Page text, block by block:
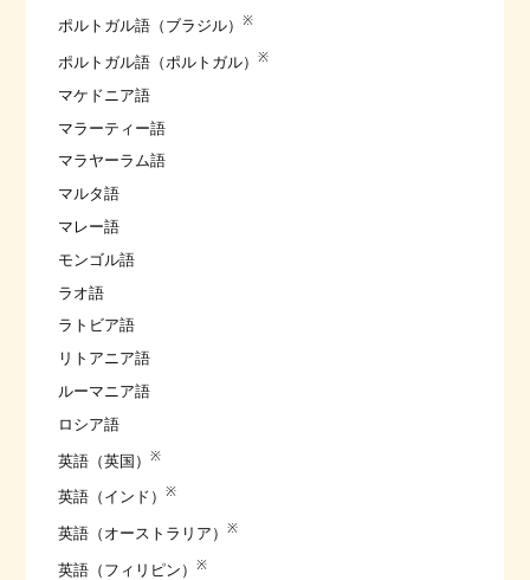
ポルトガル語（ブラジル） ※
ポルトガル語（ポルトガル） ※
マケドニア語
マラーティー語
マラヤーラム語
マルタ語
マレー語
モンゴル語
ラオ語
ラトビア語
リトアニア語
ルーマニア語
ロシア語
英語（英国） ※
英語（インド） ※
英語（オーストラリア） ※
英語（フィリピン） ※